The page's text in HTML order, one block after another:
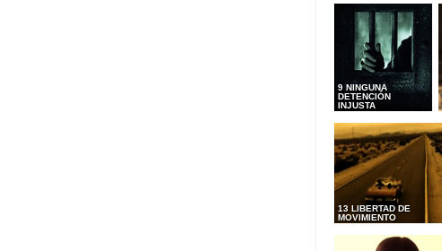
9 NINGUNA
DETENCIÓN
INJUSTA
13 LIBERTAD DE
MOVIMIENTO